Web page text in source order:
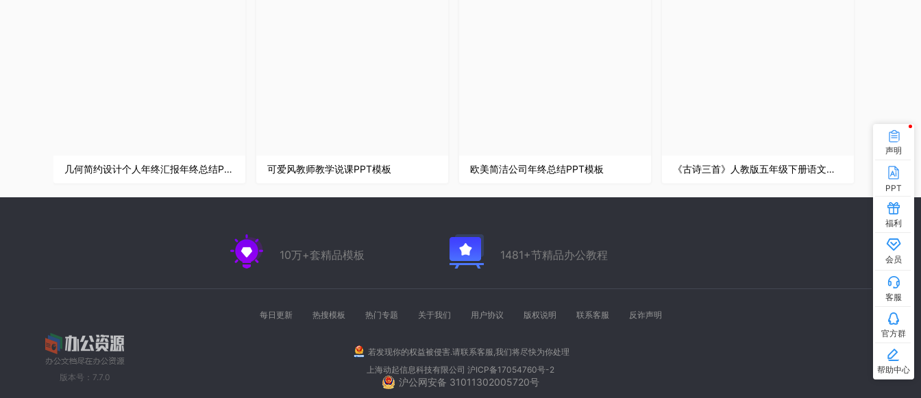
几何简约设计个人年终汇报年终总结PPT模板 可爱风教师教学说课PPT模板 欧美简洁公司年终总结PPT模板 《古诗三首》人教版五年级下册语文精品PPT课件
声明
PPT
福利
会员
客服
官方群
帮助中心
10万+套精品模板 1481+节精品办公教程
每日更新 热搜模板 热门专题 关于我们 用户协议 版权说明 联系客服 反诈声明
版本号：7.7.0
若发现你的权益被侵害.请联系客服,我们将尽快为你处理
上海动起信息科技有限公司 沪ICP备17054760号-2
沪公网安备 31011302005720号